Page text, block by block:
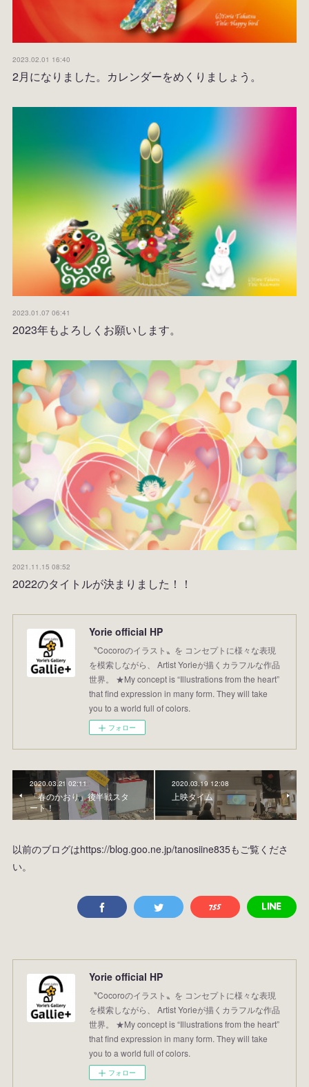
2023.02.01 16:40
2月になりました。カレンダーをめくりましょう。
2023.01.07 06:41
2023年もよろしくお願いします。
2021.11.15 08:52
2022のタイトルが決まりました！！
Yorie official HP
〝Cocoroのイラスト〟を コンセプトに様々な表現
を模索しながら、 Artist Yorieが描くカラフルな作品
世界。 ★My concept is “Illustrations from the heart”
that find expression in many form. They will take
you to a world full of colors.
フォロー
2020.03.21 02:11
「春のかおり」後半戦スタ
ート！
2020.03.19 12:08
上映タイム
以前のブログはhttps://blog.goo.ne.jp/tanosiine835もご覧くださ
い。
Yorie official HP
〝Cocoroのイラスト〟を コンセプトに様々な表現
を模索しながら、 Artist Yorieが描くカラフルな作品
世界。 ★My concept is “Illustrations from the heart”
that find expression in many form. They will take
you to a world full of colors.
フォロー